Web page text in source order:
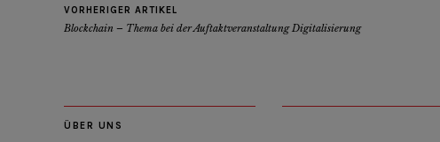
VORHERIGER ARTIKEL
Blockchain – Thema bei der Auftaktveranstaltung Digitalisierung
ÜBER UNS